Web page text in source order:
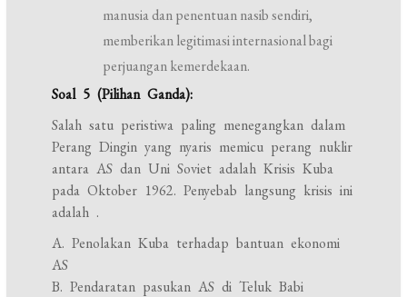
manusia dan penentuan nasib sendiri,
memberikan legitimasi internasional bagi
perjuangan kemerdekaan.
Soal 5 (Pilihan Ganda):
Salah satu peristiwa paling menegangkan dalam
Perang Dingin yang nyaris memicu perang nuklir
antara AS dan Uni Soviet adalah Krisis Kuba
pada Oktober 1962. Penyebab langsung krisis ini
adalah .
A. Penolakan Kuba terhadap bantuan ekonomi
AS
B. Pendaratan pasukan AS di Teluk Babi